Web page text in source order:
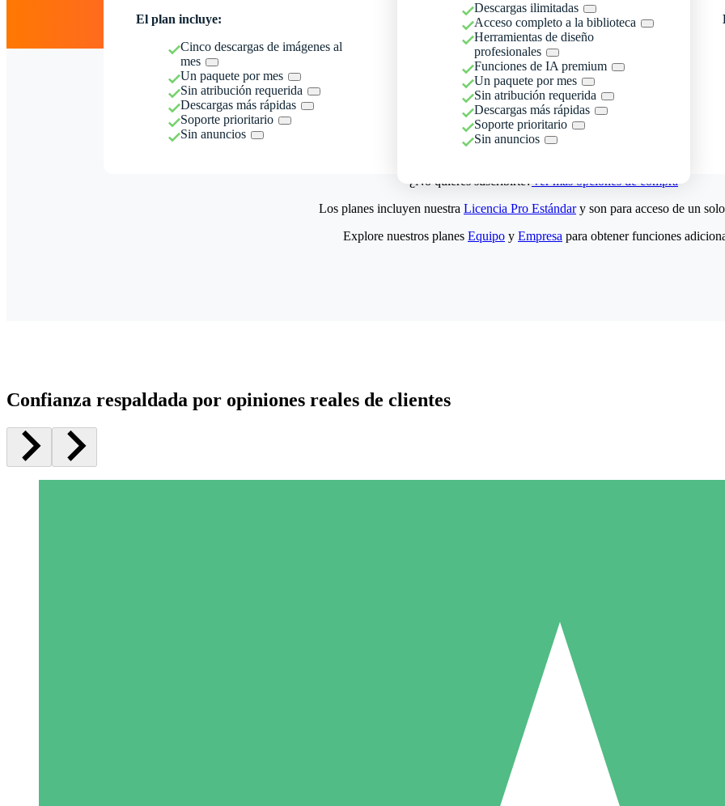
El plan incluye:
Cinco descargas de imágenes al
mes
Un paquete por mes
Sin atribución requerida
Descargas más rápidas
Soporte prioritario
Sin anuncios
Descargas ilimitadas
Acceso completo a la biblioteca
Herramientas de diseño
profesionales
Funciones de IA premium
Un paquete por mes
Sin atribución requerida
Descargas más rápidas
Soporte prioritario
Sin anuncios
¿No quieres suscribirte?Ver más opciones de compra
5 Descargas
15
Los planes incluyen nuestra Licencia Pro Estándary son para acceso de un
Explore nuestros planes Equipo y Empresa para obtener funciones
Confianza respaldada por opiniones reales de clientes